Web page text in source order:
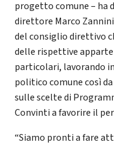
progetto comune – ha
direttore Marco
del consiglio direttivo
delle rispettive
particolari, lavorando
politico comune così
sulle scelte di
Convinti a favorire il
“Siamo pronti a fare